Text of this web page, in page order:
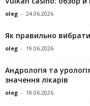
oleg - 24.06.2026
Як правильно
oleg - 19.06.2026
Андрологія та
значення лікарів
oleg - 18.06.2026